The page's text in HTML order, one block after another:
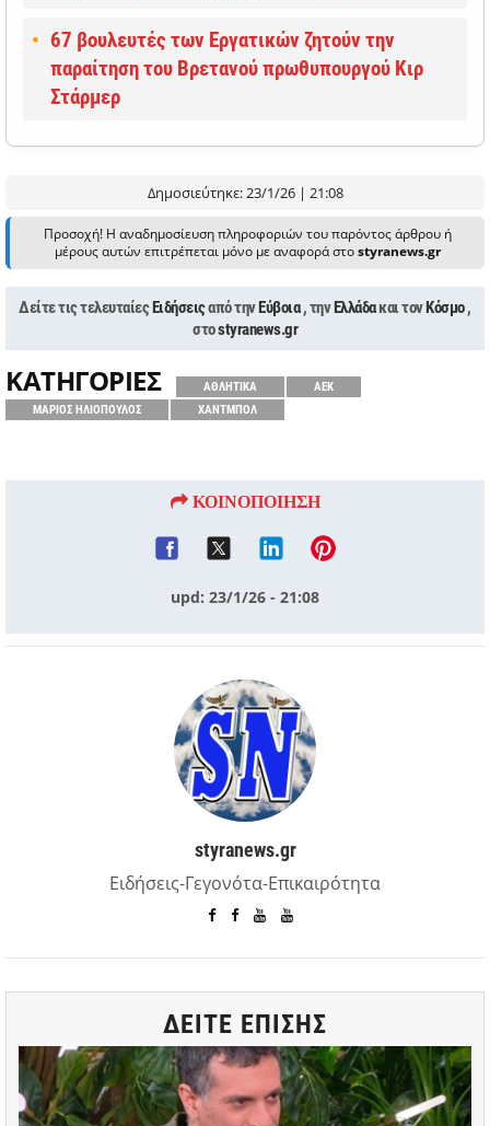
67 βουλευτές των Εργατικών ζητούν την
παραίτηση του Βρετανού πρωθυπουργού Κιρ
Στάρμερ
Δημοσιεύτηκε: 23/1/26 | 21:08
Προσοχή! Η αναδημοσίευση πληροφοριών του παρόντος άρθρου ή
μέρους αυτών επιτρέπεται μόνο με αναφορά στοstyranews.gr
Δείτε τις τελευταίεςΕιδήσειςαπό τηνΕύβοια , τηνΕλλάδακαι τονΚόσμο,
στοstyranews.gr
ΚΑΤΗΓΟΡΙΕΣ ΑΘΛΗΤΙΚΑ
ΑΕΚ
ΜΑΡΙΟΣ ΗΛΙΟΠΟΥΛΟΣ
ΧΑΝΤΜΠΟΛ
ΚΟΙΝΟΠΟΙΗΣΗ
upd: 23/1/26 - 21:08
styranews.gr
Ειδήσεις-Γεγονότα-Επικαιρότητα
ΔΕΙΤΕ ΕΠΙΣΗΣ